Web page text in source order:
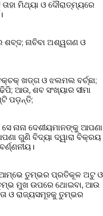
ମିଥ୍ୟା ଓ ଦୌରାତ୍ମ୍ୟରେ
ନାଚିବା ଅଶ୍ୱଗଣ ଓ
ଖଡ୍ଗ ଓ ଝଲମଲ ବର୍ଚ୍ଛା;
ଆଉ, ଶବ ସଂଖ୍ୟାର ସୀମା
ପଡ଼ନ୍ତି;
ନାନା ଦେଶୀୟମାନଙ୍କୁ ଆପଣା
ଗୁଣି ବିଦ୍ୟା ଦ୍ୱାରା ବିକ୍ରୟ
ଆମ୍ଭେ ତୁମ୍ଭର ପ୍ରତିକୂଳ ଅଟୁ ଓ
ମୁଖ ଉପରେ ଥୋଇବା, ଆଉ
ଓ ରାଜ୍ୟସମୂହକୁ ତୁମ୍ଭର